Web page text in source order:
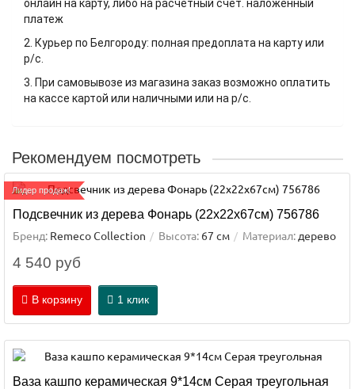
онлайн на карту, либо на расчетный счет. наложенный
платеж
2. Курьер по Белгороду: полная предоплата на карту или
р/с.
3. При самовывозе из магазина заказ возможно оплатить
на кассе картой или наличными или на р/с.
Рекомендуем посмотреть
Лидер продаж!
Подсвечник из дерева Фонарь (22х22х67см) 756786
Бренд: Remeco Collection Высота: 67 см Материал: дерево
4 540 руб
В корзину 1 клик
Ваза кашпо керамическая 9*14см Серая треугольная